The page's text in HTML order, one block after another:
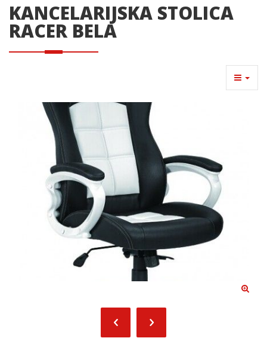
KANCELARIJSKA STOLICA
RACER BELA